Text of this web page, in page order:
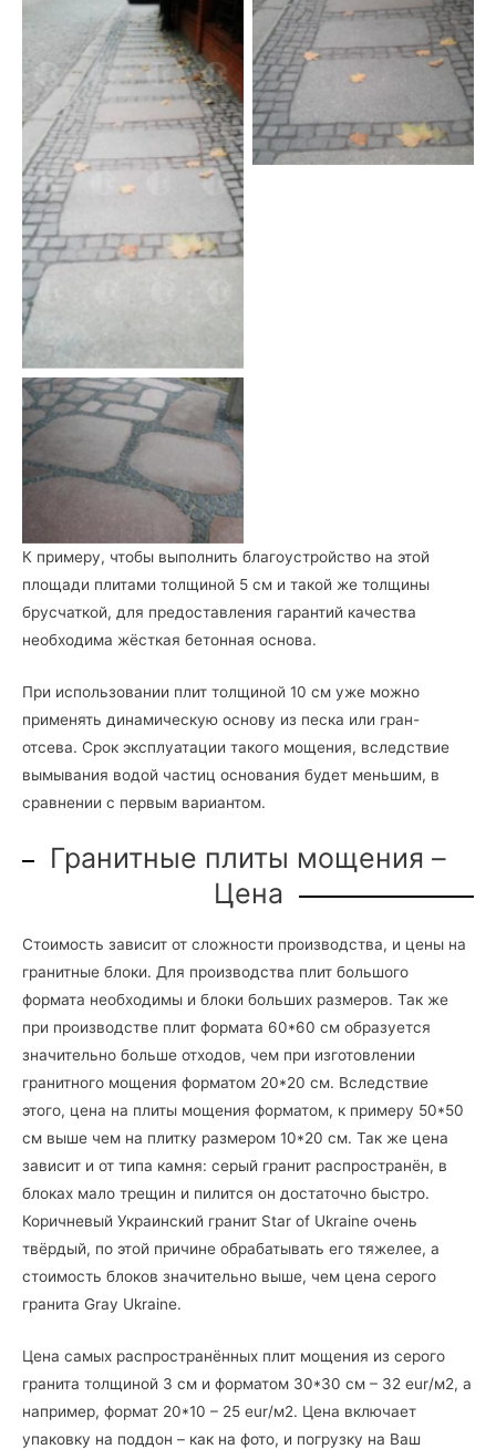
Колотая брусчатка габбро
и большие плиты
Колотая брусчатка габбро
Брусчатка колотая габбро
и плиты Токовского
гранита
К примеру, чтобы выполнить благоустройство на этой
площади плитами толщиной 5 см и такой же толщины
брусчаткой, для предоставления гарантий качества
необходима жёсткая бетонная основа.
При использовании плит толщиной 10 см уже можно
применять динамическую основу из песка или гран-
отсева. Срок эксплуатации такого мощения, вследствие
вымывания водой частиц основания будет меньшим, в
сравнении с первым вариантом.
Гранитные плиты мощения –
Цена
Стоимость зависит от сложности производства, и цены на
гранитные блоки. Для производства плит большого
формата необходимы и блоки больших размеров. Так же
при производстве плит формата 60*60 см образуется
значительно больше отходов, чем при изготовлении
гранитного мощения форматом 20*20 см. Вследствие
этого, цена на плиты мощения форматом, к примеру 50*50
см выше чем на плитку размером 10*20 см. Так же цена
зависит и от типа камня: серый гранит распространён, в
блоках мало трещин и пилится он достаточно быстро.
Коричневый Украинский гранит Star of Ukraine очень
твёрдый, по этой причине обрабатывать его тяжелее, а
стоимость блоков значительно выше, чем цена серого
гранита Gray Ukraine.
Цена самых распространённых плит мощения из серого
гранита толщиной 3 см и форматом 30*30 см – 32 eur/м2, а
например, формат 20*10 – 25 eur/м2. Цена включает
упаковку на поддон – как на фото, и погрузку на Ваш